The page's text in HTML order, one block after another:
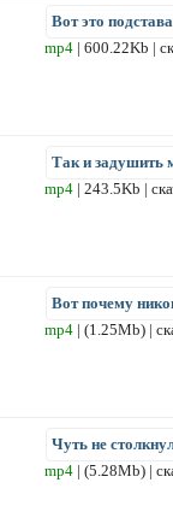
Вот это
mp4 | 600.22Kb |
Так и задушить
mp4 | 243.5Kb |
Вот почему
mp4 | (1.25Mb) |
Чуть не
mp4 | (5.28Mb) |